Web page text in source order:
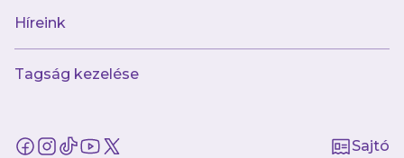
Híreink
Tagság kezelése
Sajtó